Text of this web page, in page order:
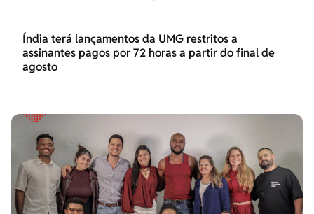
Índia terá lançamentos da UMG restritos a
assinantes pagos por 72 horas a partir do final de
agosto